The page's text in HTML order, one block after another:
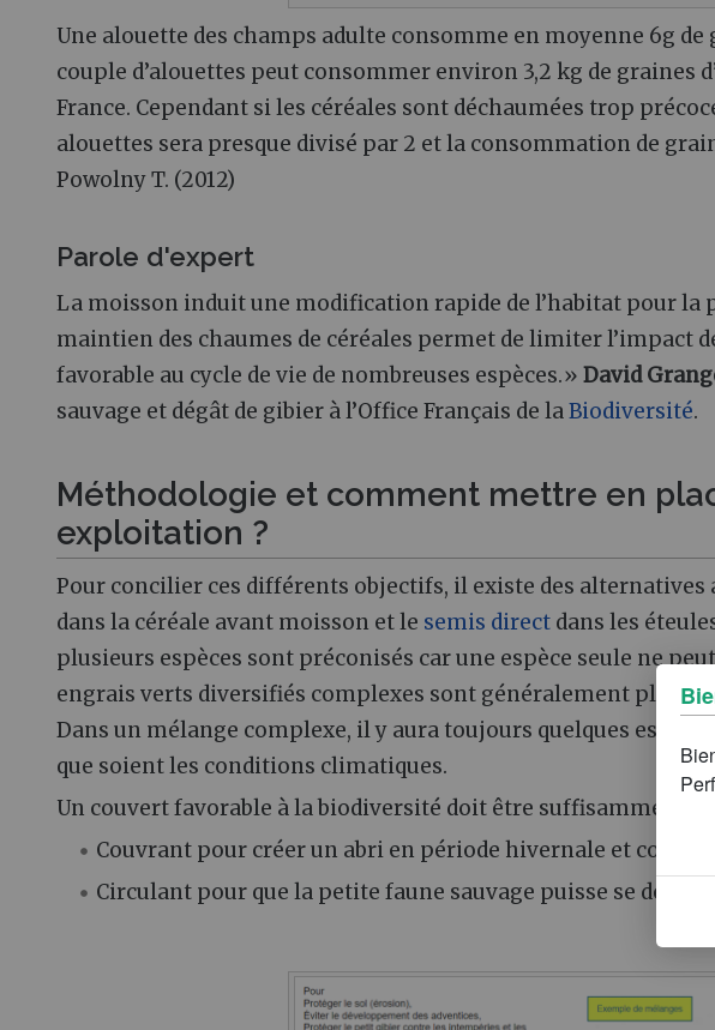
Une alouette des champs adulte consomme en moyenne 6g
couple d’alouettes peut consommer environ 3,2 kg de graines
France. Cependant si les céréales sont déchaumées trop
alouettes sera presque divisé par 2 et la consommation de
Powolny T. (2012)
Parole d'expert
La moisson induit une modification rapide de l’habitat pour la
maintien des chaumes de céréales permet de limiter l’impact
favorable au cycle de vie de nombreuses espèces.» David
sauvage et dégât de gibier à l’Office Français de laBiodiversité.
Méthodologie et comment mettre en
exploitation ?
Pour concilier ces différents objectifs, il existe des alternatives
dans la céréale avant moisson et le semis direct dans les
plusieurs espèces sont préconisés car une espèce seule ne
engrais verts diversifiés complexes sont généralement plus
Dans un mélange complexe, il y aura toujours quelques
que soient les conditions climatiques.
Un couvert favorable à la biodiversité doit être suffisamment :
Couvrant pour créer un abri en période hivernale et
Circulant pour que la petite faune sauvage puisse se